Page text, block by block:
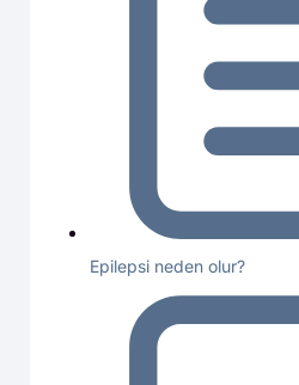
Epilepsi neden olur?